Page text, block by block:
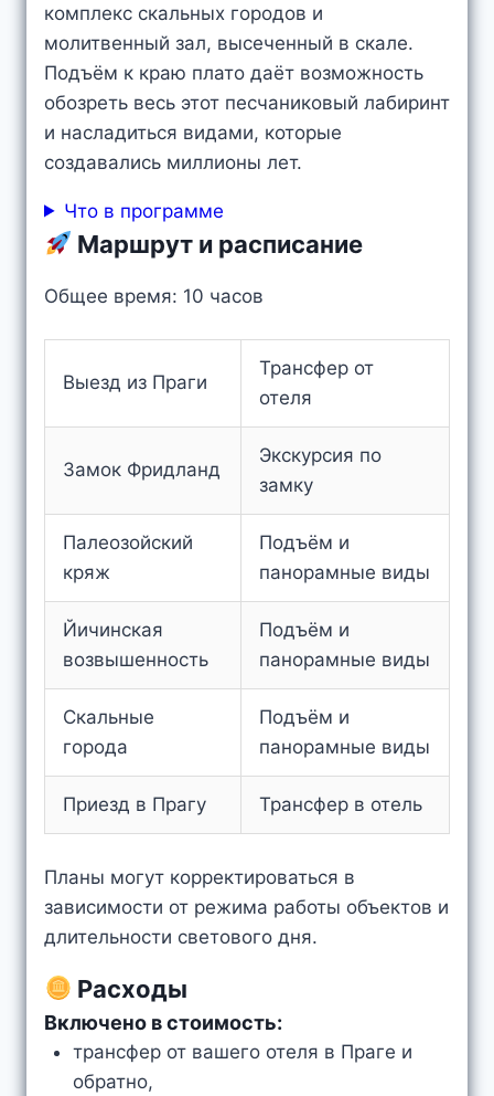
комплекс скальных городов и
молитвенный зал, высеченный в скале.
Подъём к краю плато даёт возможность
обозреть весь этот песчаниковый лабиринт
и насладиться видами, которые
создавались миллионы лет.
Что в программе
Маршрут и расписание
Общее время: 10 часов
Выезд из Праги
Трансфер от
отеля
Замок Фридланд
Экскурсия по
замку
Палеозойский
кряж
Подъём и
панорамные виды
Йичинская
возвышенность
Подъём и
панорамные виды
Скальные
города
Подъём и
панорамные виды
Приезд в Прагу Трансфер в отель
Планы могут корректироваться в
зависимости от режима работы объектов и
длительности светового дня.
Расходы
Включено в стоимость:
трансфер от вашего отеля в Праге и
обратно,